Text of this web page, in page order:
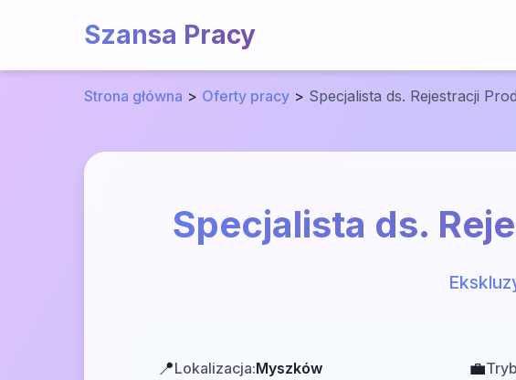
Szansa Pracy
Strona główna > Oferty pracy > Specjalista ds. Rejestracji
Specjalista ds.
📍Lokalizacja:Myszków 💼